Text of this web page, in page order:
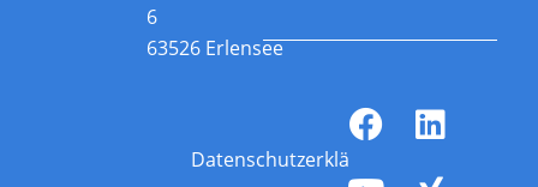
6
63526 Erlensee
Datenschutzerklärung